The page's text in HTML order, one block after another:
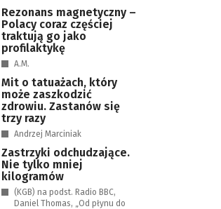
Rezonans magnetyczny –
Polacy coraz częściej
traktują go jako
profilaktykę
A.M.
Mit o tatuażach, który
może zaszkodzić
zdrowiu. Zastanów się
trzy razy
Andrzej Marciniak
Zastrzyki odchudzające.
Nie tylko mniej
kilogramów
(KGB) na podst. Radio BBC,
Daniel Thomas, „Od płynu do